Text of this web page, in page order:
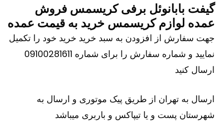
گیفت بابانوئل برفی کریسمس فروش
عمده لوازم کریسمس خرید به قیمت عمده
جهت سفارش از افزودن به سبد خرید خرید خود را تکمیل
نمایید و شماره سفارش را برای شماره 09100281611
ارسال کنید
ارسال به تهران از طریق پیک موتوری و ارسال به
شهرستان پست و یا تیپاکس و باربری میباشد